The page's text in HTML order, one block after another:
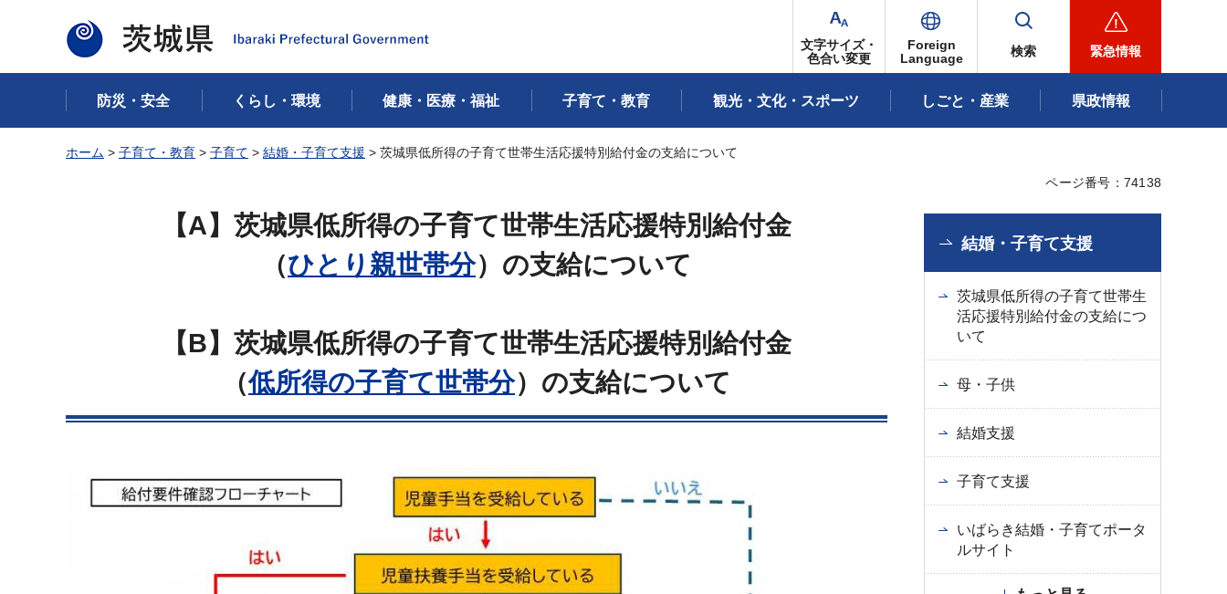
茨城県
文字サイズ・
色合い変更
Foreign
Language
検索 緊急情報
防災・安全 くらし・環境 健康・医療・福祉 子育て・教育 観光・文化・スポーツ しごと・産業 県政情報
ホーム > 子育て・教育 > 子育て > 結婚・子育て支援 > 茨城県低所得の子育て世帯生活応援特別給付金の支給について
ページ番号：74138
【A】茨城県低所得の子育て世帯生活応援特別給付金
（ひとり親世帯分）の支給について
【B】茨城県低所得の子育て世帯生活応援特別給付金
（低所得の子育て世帯分）の支給について
結婚・子育て支援
茨城県低所得の子育て世帯生
活応援特別給付金の支給につ
いて
母・子供
結婚支援
子育て支援
いばらき結婚・子育てポータ
ルサイト